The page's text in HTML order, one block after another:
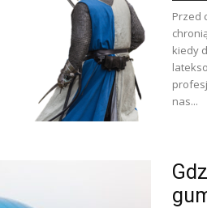
Przed
kiedy
nas...